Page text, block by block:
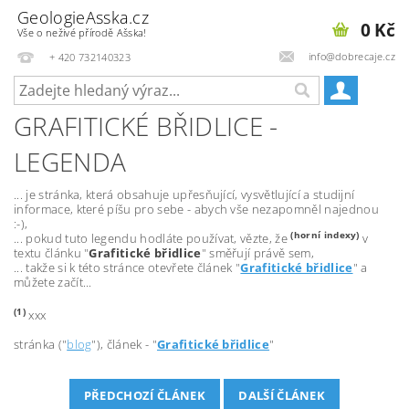
GeologieAsska.cz
Vše o neživé přírodě Ašska!
+ 420 732140323
info@dobrecaje.cz
0 Kč
GRAFITICKÉ BŘIDLICE -
LEGENDA
... je stránka, která obsahuje upřesňující, vysvětlující a studijní
informace, které píšu pro sebe - abych vše nezapomněl najednou
:-),
... pokud tuto legendu hodláte používat, vězte, že(horní indexy) v
textu článku "Grafitické břidlice" směřují právě sem,
... takže si k této stránce otevřete článek "Grafitické břidlice" a
můžete začít...
(1)xxx
stránka ("blog"), článek - "Grafitické břidlice"
PŘEDCHOZÍ ČLÁNEK DALŠÍ ČLÁNEK